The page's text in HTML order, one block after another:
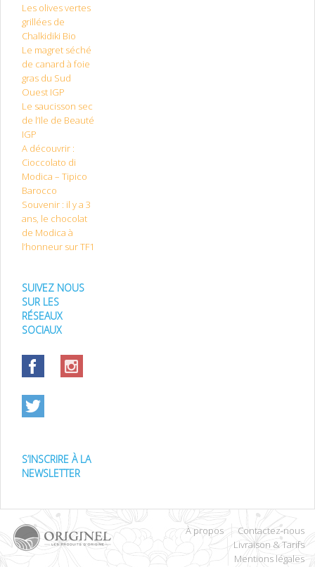
Les olives vertes
grillées de
Chalkidiki Bio
Le magret séché
de canard à foie
gras du Sud
Ouest IGP
Le saucisson sec
de l’Ile de Beauté
IGP
A découvrir :
Cioccolato di
Modica – Tipico
Barocco
Souvenir : il y a 3
ans, le chocolat
de Modica à
l’honneur sur TF1
SUIVEZ NOUS
SUR LES
RÉSEAUX
SOCIAUX
S’INSCRIRE À LA
NEWSLETTER
À propos
Contactez-nous
Livraison & Tarifs
Mentions légales